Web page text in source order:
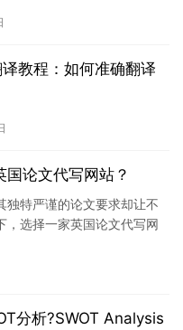
教程：如何准确翻译
论文代写网站？
独特严谨的论文要求却让不
，选择一家英国论文代写网
分析?SWOT Analysis